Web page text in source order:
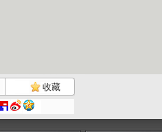
收藏